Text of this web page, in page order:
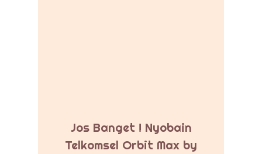
Jos Banget ! Nyobain
Telkomsel Orbit Max by